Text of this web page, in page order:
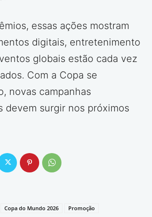
essas ações mostram
digitais, entretenimento
globais estão cada vez
Com a Copa se
novas campanhas
devem surgir nos próximos
Copa do Mundo 2026 Promoção